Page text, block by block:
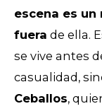
escena es
fuera de ella.
se vive antes
casualidad,
Ceballos,